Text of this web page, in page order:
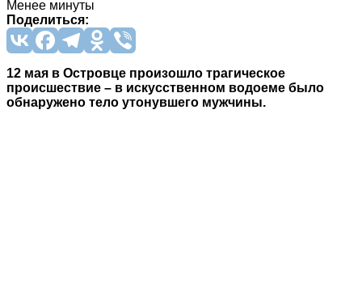
Менее минуты
Поделиться:
12 мая в Островце произошло трагическое
происшествие – в искусственном водоеме было
обнаружено тело утонувшего мужчины.